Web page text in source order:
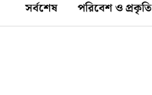
সর্বশেষ পরিবেশ ও প্রকৃতি